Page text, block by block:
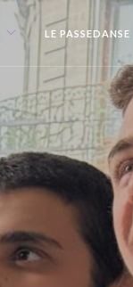
LE PASSEDANSE